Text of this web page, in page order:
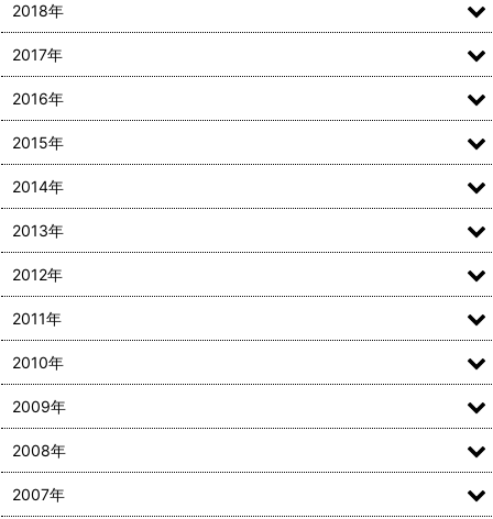
2018年
2017年
2016年
2015年
2014年
2013年
2012年
2011年
2010年
2009年
2008年
2007年